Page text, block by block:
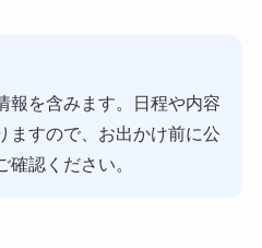
報を含みます。日程や内容
ますので、お出かけ前に公
認ください。